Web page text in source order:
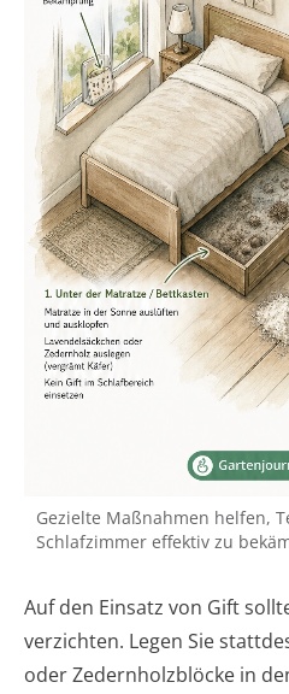
Gezielte Maßnahmen helfen,
Schlafzimmer effektiv zu
Auf den Einsatz von Gift
verzichten. Legen Sie
oder Zedernholzblöcke in